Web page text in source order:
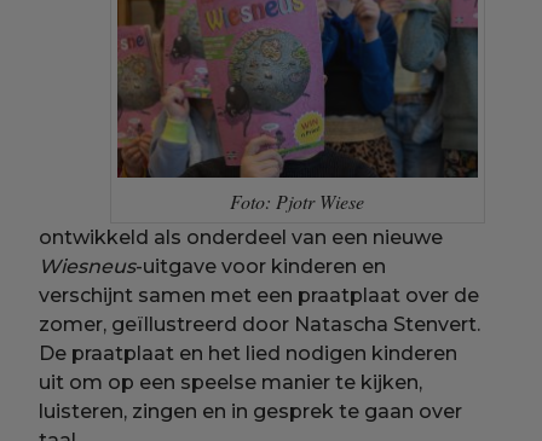
Foto: Pjotr Wiese
ontwikkeld als onderdeel van een nieuwe
Wiesneus-uitgave voor kinderen en
verschijnt samen met een praatplaat over de
zomer, geïllustreerd door Natascha Stenvert.
De praatplaat en het lied nodigen kinderen
uit om op een speelse manier te kijken,
luisteren, zingen en in gesprek te gaan over